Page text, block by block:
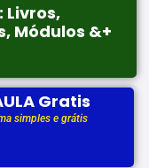
Livros,
Módulos &+
Gratis
simples e grátis